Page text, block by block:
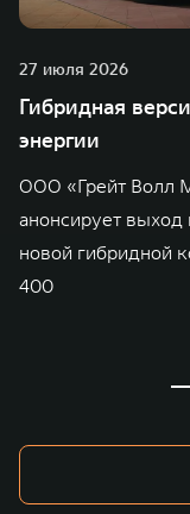
27 июля 2026
Гибридная
энергии
ООО «Грейт Волл
анонсирует выход
новой гибридной
400